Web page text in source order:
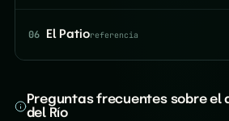
06 El Patioreferencia
Preguntas frecuentes sobre el
del Río